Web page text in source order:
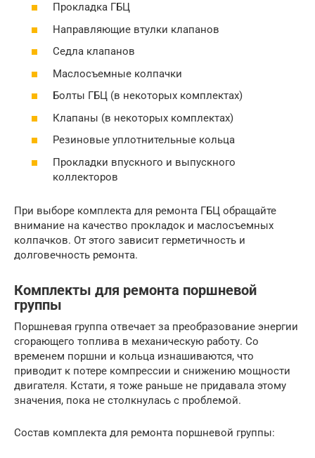
Прокладка ГБЦ
Направляющие втулки клапанов
Седла клапанов
Маслосъемные колпачки
Болты ГБЦ (в некоторых комплектах)
Клапаны (в некоторых комплектах)
Резиновые уплотнительные кольца
Прокладки впускного и выпускного
коллекторов
При выборе комплекта для ремонта ГБЦ обращайте
внимание на качество прокладок и маслосъемных
колпачков. От этого зависит герметичность и
долговечность ремонта.
Комплекты для ремонта поршневой
группы
Поршневая группа отвечает за преобразование энергии
сгорающего топлива в механическую работу. Со
временем поршни и кольца изнашиваются, что
приводит к потере компрессии и снижению мощности
двигателя. Кстати, я тоже раньше не придавала этому
значения, пока не столкнулась с проблемой.
Состав комплекта для ремонта поршневой группы: